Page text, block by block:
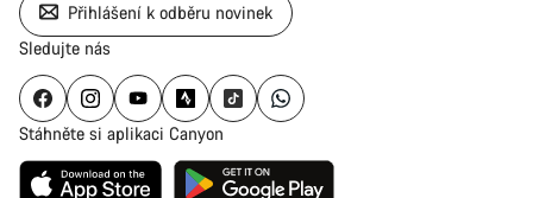
Přihlášení k odběru novinek
Sledujte nás
Stáhněte si aplikaci Canyon